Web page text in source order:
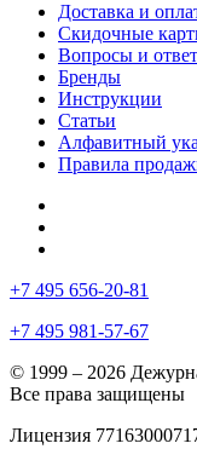
Доставка и
Скидочные
Вопросы и
Бренды
Инструкции
Статьи
Алфавитный
Правила
+7 495 656-20-81
+7 495 981-57-67
© 1999 – 2026
Все права защищены
Лицензия